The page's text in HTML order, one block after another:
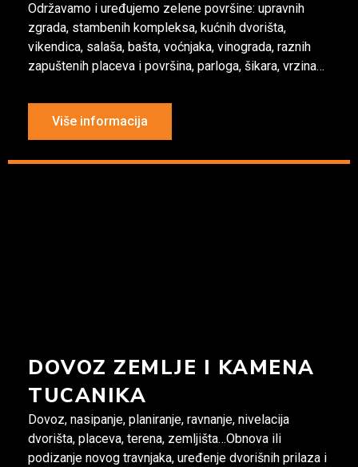
Održavamo i uređujemo zelene površine: upravnih
zgrada, stambenih kompleksa, kućnih dvorišta,
vikendica, salaša, bašta, voćnjaka, vinograda, raznih
zapuštenih placeva i površina, parloga, šikara, vrzina…
Više informacija
DOVOZ ZEMLJE I KAMENA
TUCANIKA
Dovoz, nasipanje, planiranje, ravnanje, nivelacija
dvorišta, placeva, terena, zemljišta…Obnova ili
podizanje novog travnjaka, uređenje dvorišnih prilaza i